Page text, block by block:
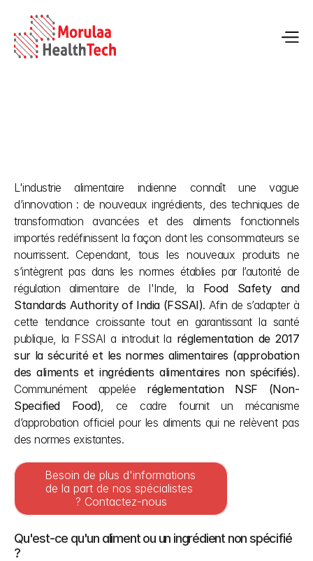
28 mai 2026
L'industrie alimentaire indienne connaît une vague
d’innovation : de nouveaux ingrédients, des techniques de
transformation avancées et des aliments fonctionnels
importés redéfinissent la façon dont les consommateurs se
nourrissent. Cependant, tous les nouveaux produits ne
s’intègrent pas dans les normes établies par l’autorité de
régulation alimentaire de l'Inde, la Food Safety and
Standards Authority of India (FSSAI). Afin de s’adapter à
cette tendance croissante tout en garantissant la santé
publique, la FSSAI a introduit la réglementation de 2017
sur la sécurité et les normes alimentaires (approbation
des aliments et ingrédients alimentaires non spécifiés).
Communément appelée réglementation NSF (Non-
Specified Food), ce cadre fournit un mécanisme
d’approbation officiel pour les aliments qui ne relèvent pas
des normes existantes.
Besoin de plus d'informations
de la part de nos spécialistes
? Contactez-nous
Qu'est-ce qu'un aliment ou un ingrédient non spécifié
?